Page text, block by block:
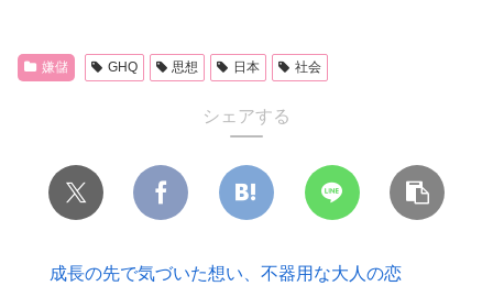
嫌儲 GHQ 思想 日本 社会
シェアする
成長の先で気づいた想い、不器用な大人の恋